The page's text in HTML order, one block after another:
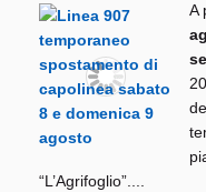
A
“L’Agrifoglio”....